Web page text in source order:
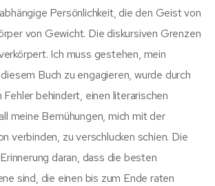
Persönlichkeit, die den Geist von
von Gewicht. Die diskursiven Grenzen
Ich muss gestehen, mein
Buch zu engagieren, wurde durch
behindert, einen literarischen
meine Bemühungen, mich mit der
verbinden, zu verschlucken schien. Die
daran, dass die besten
sind, die einen bis zum Ende raten